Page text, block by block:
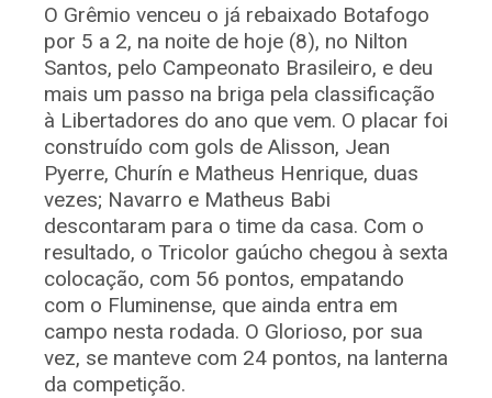
O Grêmio venceu o já rebaixado Botafogo
por 5 a 2, na noite de hoje (8), no Nilton
Santos, pelo Campeonato Brasileiro, e deu
mais um passo na briga pela classificação
à Libertadores do ano que vem. O placar foi
construído com gols de Alisson, Jean
Pyerre, Churín e Matheus Henrique, duas
vezes; Navarro e Matheus Babi
descontaram para o time da casa. Com o
resultado, o Tricolor gaúcho chegou à sexta
colocação, com 56 pontos, empatando
com o Fluminense, que ainda entra em
campo nesta rodada. O Glorioso, por sua
vez, se manteve com 24 pontos, na lanterna
da competição.